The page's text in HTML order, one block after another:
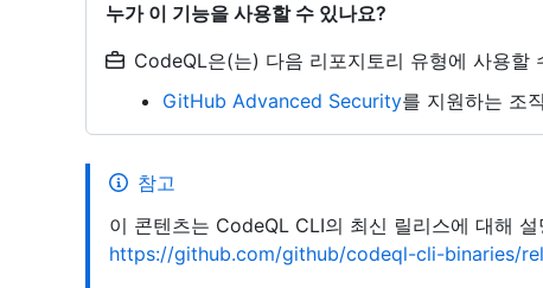
누가 이 기능을 사용할 수 있나요?
CodeQL은(는) 다음 리포지토리 유형에 사용할
GitHub Advanced Security를 지원하는 조
참고
이 콘텐츠는 CodeQL CLI의 최신 릴리스에 대해
https://github.com/github/codeql-cli-binaries/